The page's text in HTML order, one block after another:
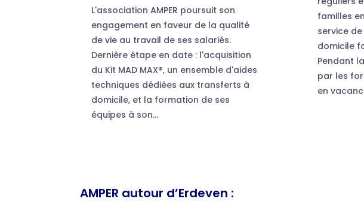
L'association AMPER poursuit son
engagement en faveur de la qualité
de vie au travail de ses salariés.
Dernière étape en date : l'acquisition
du Kit MAD MAX®, un ensemble d'aides
techniques dédiées aux transferts à
domicile, et la formation de ses
équipes à son...
familles
service
domicile
Pendant
par les
en
AMPER autour d’Erdeven :